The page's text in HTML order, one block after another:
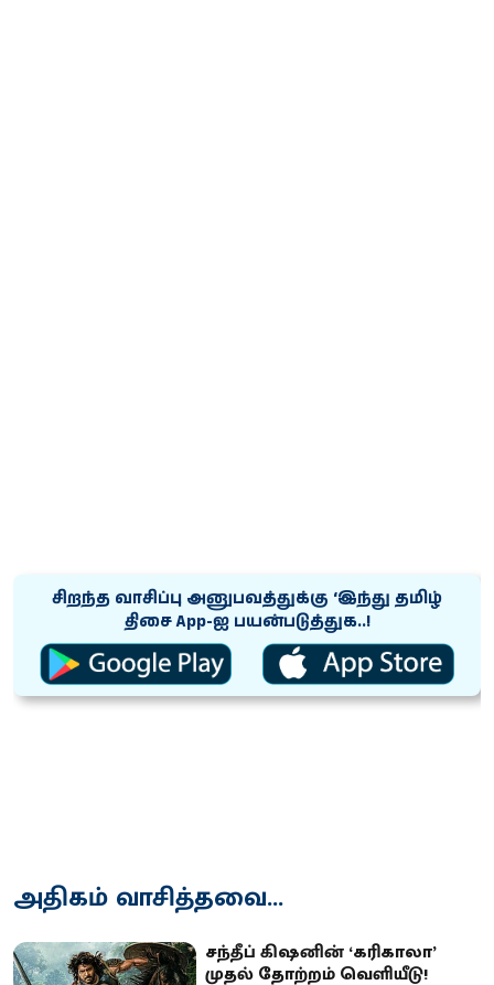
சிறந்த வாசிப்பு அனுபவத்துக்கு ‘இந்து தமிழ்
திசை App-ஐ பயன்படுத்துக..!
அதிகம் வாசித்தவை...
சந்தீப் கிஷனின் ‘கரிகாலா’
முதல் தோற்றம் வெளியீடு!